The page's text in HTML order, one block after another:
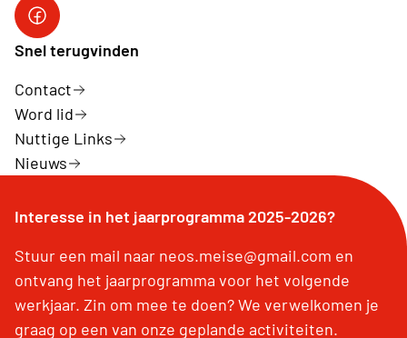
Snel terugvinden
Contact
Word lid
Nuttige Links
Nieuws
Interesse in het jaarprogramma 2025-2026?
Stuur een mail naar neos.meise@gmail.com en
ontvang het jaarprogramma voor het volgende
werkjaar. Zin om mee te doen? We verwelkomen je
graag op een van onze geplande activiteiten.